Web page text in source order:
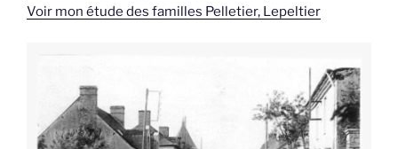
Voir mon étude des familles Pelletier, Lepeltier